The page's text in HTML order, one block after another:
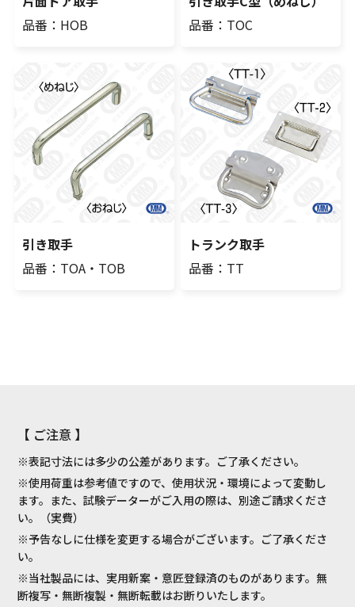
品番：HOB
品番：TOC
引き取手
品番：TOA・TOB
トランク取手
品番：TT
【 ご注意 】
※表記寸法には多少の公差があります。ご了承ください。
※使用荷重は参考値ですので、使用状況・環境によって変動し
ます。また、試験データーがご入用の際は、別途ご請求くださ
い。（実費）
※予告なしに仕様を変更する場合がございます。ご了承くださ
い。
※当社製品には、実用新案・意匠登録済のものがあります。無
断複写・無断複製・無断転載はお断りいたします。